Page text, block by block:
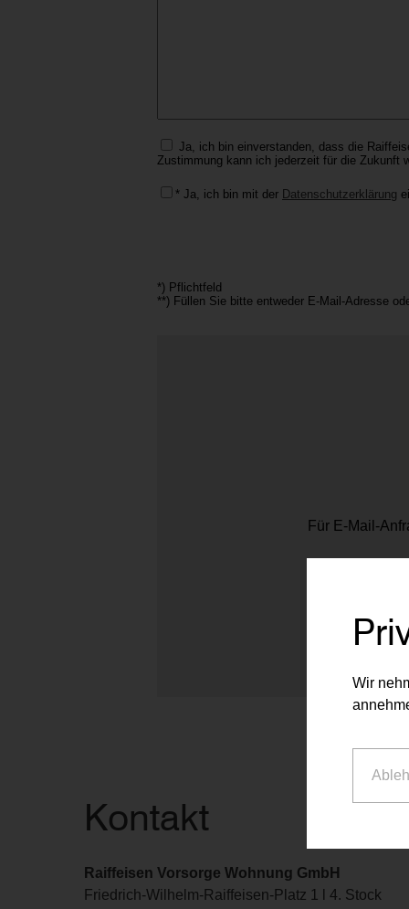
Ja, ich bin einverstanden, dass die
Zustimmung kann ich jederzeit für die Zukunft
* Ja, ich bin mit der Datenschutzerklärung
*) Pflichtfeld
**) Füllen Sie bitte entweder E-Mail-Adresse
Für E-Mail-
Kontakt
Raiffeisen Vorsorge Wohnung GmbH
Friedrich-Wilhelm-Raiffeisen-Platz 1 l 4. Stock
Wir